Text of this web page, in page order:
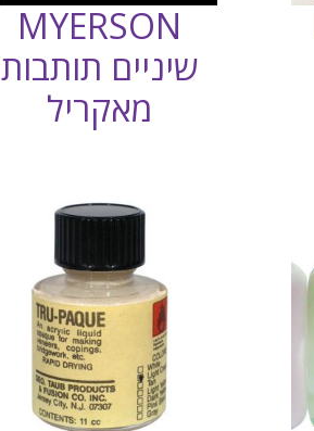
MYERSON
שיניים תותבות
מאקריל